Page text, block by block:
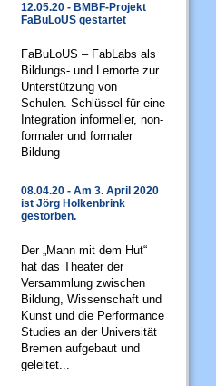
12.05.20 - BMBF-Projekt
FaBuLoUS gestartet
FaBuLoUS – FabLabs als
Bildungs- und Lernorte zur
Unterstützung von
Schulen. Schlüssel für eine
Integration informeller, non-
formaler und formaler
Bildung
08.04.20 - Am 3. April 2020
ist Jörg Holkenbrink
gestorben.
Der „Mann mit dem Hut“
hat das Theater der
Versammlung zwischen
Bildung, Wissenschaft und
Kunst und die Performance
Studies an der Universität
Bremen aufgebaut und
geleitet...